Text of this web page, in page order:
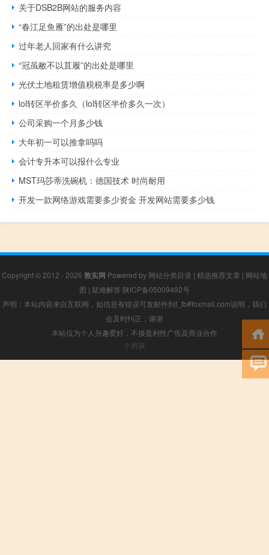
关于DSB2B网站的服务内容
“春江足鱼雁”的出处是哪里
过年老人回家有什么讲究
“冠虽敝不以苴履”的出处是哪里
光伏土地租赁增值税税率是多少啊
lol转区半价多久（lol转区半价多久一次）
公司采购一个月多少钱
大年初一可以推拿吗吗
会计专升本可以报什么专业
MST玛莎蒂洗碗机：德国技术 时尚耐用
开发一款网络游戏需要多少资金 开发网站需要多少钱
Copyright © 2012 - 2026 敦实网 Powered by 网站分类目录 | 精选推荐文章 | 网站地
图 | 疑难解答 陕ICP备05009492号
声明：本站内容来自互联网，如信息有错误可发邮件到f_fb#foxmail.com说明，我们
会及时纠正，谢谢
本站仅为个人兴趣爱好，不接盈利性广告及商业合作
小男孩